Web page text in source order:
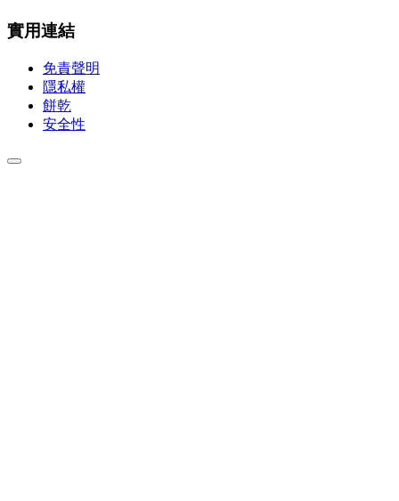
實用連結
免責聲明
隱私權
餅乾
安全性